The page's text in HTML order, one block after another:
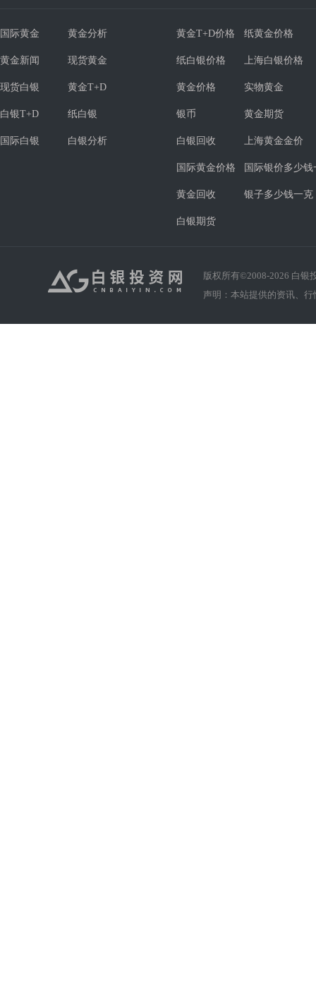
国际黄金 黄金分析
黄金新闻 现货黄金
现货白银 黄金T+D
白银T+D 纸白银
国际白银 白银分析
黄金T+D价格 纸黄金价格
纸白银价格 上海白银价格
黄金价格 实物黄金
银币 黄金期货
白银回收 上海黄金金价
国际黄金价格 国际银价多少钱
黄金回收 银子多少钱一克
白银期货
版权所有©2008-2026 白银
声明：本站提供的资讯、